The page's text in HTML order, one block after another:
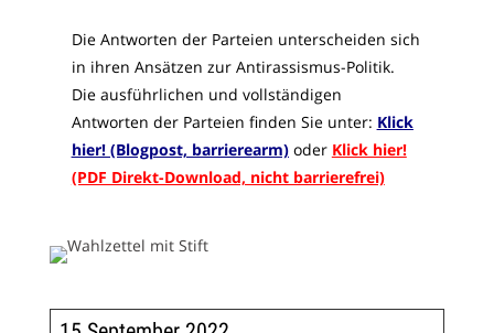
Die Antworten der Parteien unterscheiden sich
in ihren Ansätzen zur Antirassismus-Politik.
Die ausführlichen und vollständigen
Antworten der Parteien finden Sie unter: Klick
hier! (Blogpost, barrierearm)oder Klick hier!
(PDF Direkt-Download, nicht barrierefrei)